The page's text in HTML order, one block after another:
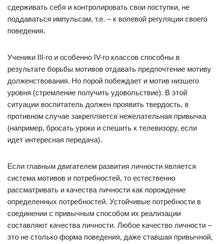
сдерживать себя и контролировать свои поступки, не
поддаваться импульсам, т.е. – к волевой регуляции своего
поведения.
Ученики III-го и особенно IV-го классов способны в
результате борьбы мотивов отдавать предпочтение мотиву
долженствования. Но порой побеждает и мотив низшего
уровня (стремление получить удовольствие). В этой
ситуации воспитатель должен проявить твердость, в
противном случае закрепляется нежелательная привычка
(например, бросать уроки и спешить к телевизору, если
идет интересная передача).
Если главным двигателем развития личности является
система мотивов и потребностей, то естественно
рассматривать и качества личности как порождение
определенных потребностей. Устойчивые потребности в
соединении с привычным способом их реализации
составляют качества личности. Любое качество личности –
это не столько форма поведения, даже ставшая привычной,